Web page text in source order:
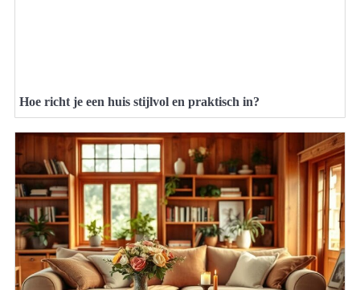
Hoe richt je een huis stijlvol en praktisch in?